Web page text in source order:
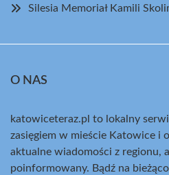
Silesia Memoriał Kamili
O NAS
katowiceteraz.pl to lokalny
zasięgiem w mieście Katowice i
aktualne wiadomości z regionu,
poinformowany. Bądź na